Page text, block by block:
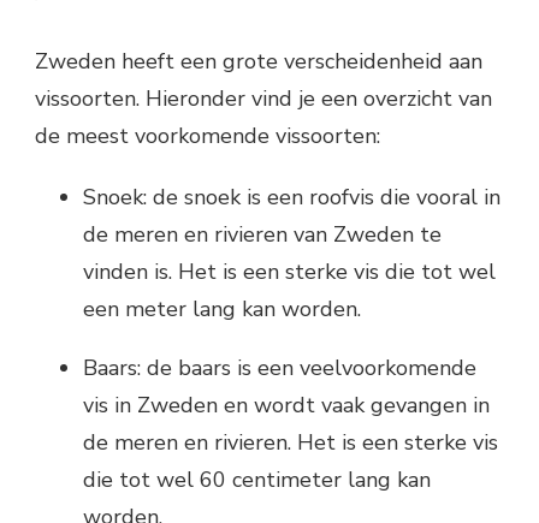
Zweden heeft een grote verscheidenheid aan
vissoorten. Hieronder vind je een overzicht van
de meest voorkomende vissoorten:
Snoek: de snoek is een roofvis die vooral in
de meren en rivieren van Zweden te
vinden is. Het is een sterke vis die tot wel
een meter lang kan worden.
Baars: de baars is een veelvoorkomende
vis in Zweden en wordt vaak gevangen in
de meren en rivieren. Het is een sterke vis
die tot wel 60 centimeter lang kan